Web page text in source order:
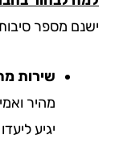
מספר סיבות
שירות מהיר
מהיר
יגיע ליעדו